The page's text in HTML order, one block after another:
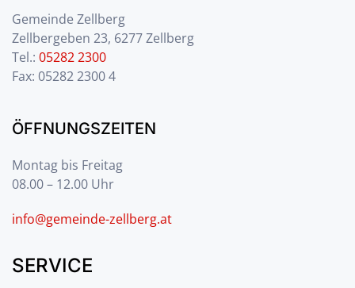
Gemeinde Zellberg
Zellbergeben 23, 6277 Zellberg
Tel.: 05282 2300
Fax: 05282 2300 4
ÖFFNUNGSZEITEN
Montag bis Freitag
08.00 – 12.00 Uhr
info@gemeinde-zellberg.at
SERVICE